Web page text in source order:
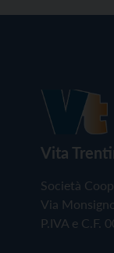
Vita
Società
Via
P.IVA e C.F.